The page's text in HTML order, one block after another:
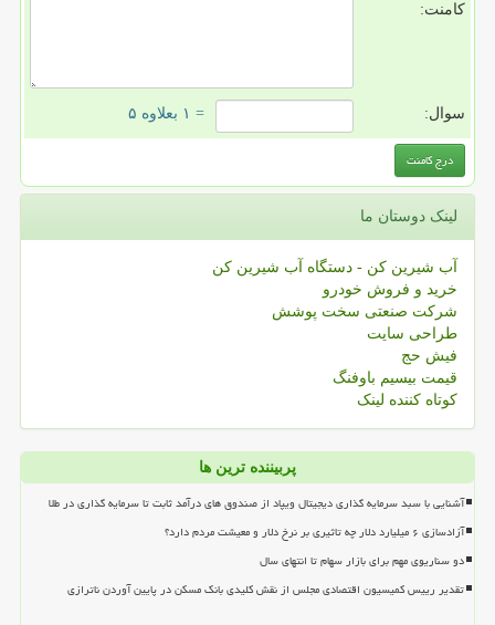
کامنت:
سوال: = ۱ بعلاوه ۵
لینک دوستان ما
آب شیرین کن - دستگاه آب شیرین کن
خرید و فروش خودرو
شرکت صنعتی سخت پوشش
طراحی سایت
فیش حج
قیمت بیسیم باوفنگ
کوتاه کننده لینک
پربیننده ترین ها
آشنایی با سبد سرمایه گذاری دیجیتال ویپاد از صندوق های درآمد ثابت تا سرمایه گذاری در طلا
آزادسازی ۶ میلیارد دلار چه تاثیری بر نرخ دلار و معیشت مردم دارد؟
دو سناریوی مهم برای بازار سهام تا انتهای سال
تقدیر رییس کمیسیون اقتصادی مجلس از نقش کلیدی بانک مسکن در پایین آوردن ناترازی